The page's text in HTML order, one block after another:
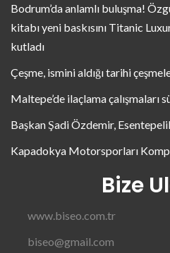
Bodrum’da anlamlı buluşma!
kitabı yeni baskısını Titanic
kutladı
Çeşme, ismini aldığı tarihi
Maltepe’de ilaçlama çalışmaları
Başkan Şadi Özdemir,
Kapadokya Motorsporları
Bize
www.biseo.com.tr
biseo@gmail.com